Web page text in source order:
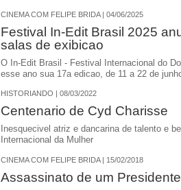
CINEMA COM FELIPE BRIDA | 04/06/2025
Festival In-Edit Brasil 2025
salas de exibicao
O In-Edit Brasil - Festival Internacional do
esse ano sua 17a edicao, de 11 a 22 de
HISTORIANDO | 08/03/2022
Centenario de Cyd Charisse
Inesquecivel atriz e dancarina de talento e
Internacional da Mulher
CINEMA COM FELIPE BRIDA | 15/02/2018
Assassinato de um Presidente